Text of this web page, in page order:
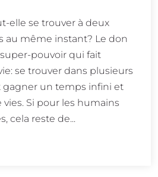
elle se trouver à deux
au même instant? Le don
pouvoir qui fait
se trouver dans plusieurs
gagner un temps infini et
Si pour les humains
cela reste de...